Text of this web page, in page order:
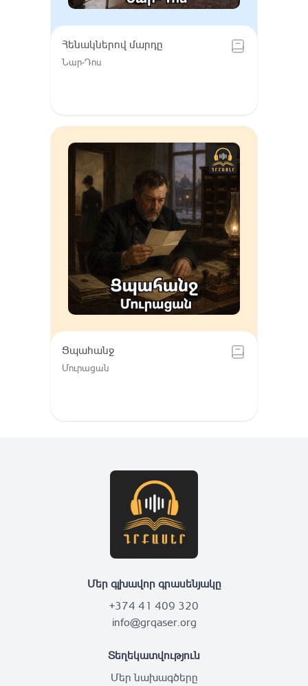
Հենակներով մարդը
Նար-Դոս
Ցպահանջ
Մուրացան
Մեր գլխավոր գրասենյակը
+374 41 409 320
info@grqaser.org
Տեղեկատվություն
Մեր նախագծերը